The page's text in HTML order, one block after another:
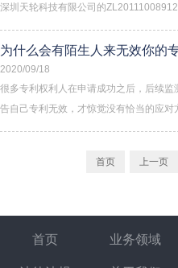
深圳天轮科技有限公司的
本案专利涉及电动独轮自行车的基本结
为什么会有陌生人来无效你的
2020/09/18
很多专利权利人在申请成功之后，后续
告自己专利无效，才惊觉没有恰当的应对
而往往去提出专利无效宣告请求的人，都
首页
上一页
首页 业务领域